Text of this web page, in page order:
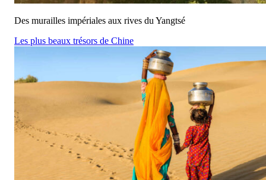
Des murailles impériales aux rives du Yangtsé
Les plus beaux trésors de Chine